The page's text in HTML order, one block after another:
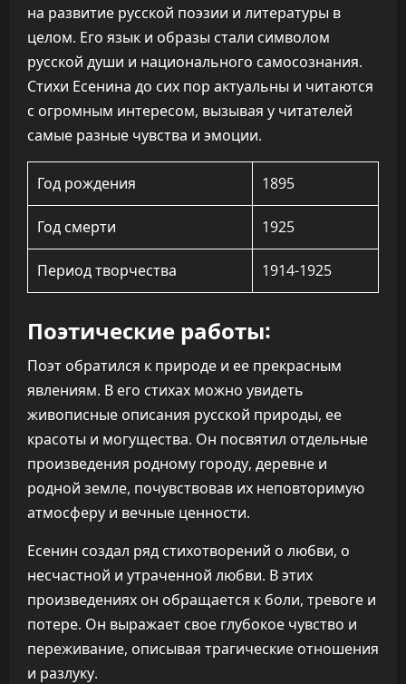
на развитие русской поэзии и литературы в
целом. Его язык и образы стали символом
русской души и национального самосознания.
Стихи Есенина до сих пор актуальны и читаются
с огромным интересом, вызывая у читателей
самые разные чувства и эмоции.
Год рождения 1895
Год смерти 1925
Период творчества 1914-1925
Поэтические работы:
Поэт обратился к природе и ее прекрасным
явлениям. В его стихах можно увидеть
живописные описания русской природы, ее
красоты и могущества. Он посвятил отдельные
произведения родному городу, деревне и
родной земле, почувствовав их неповторимую
атмосферу и вечные ценности.
Есенин создал ряд стихотворений о любви, о
несчастной и утраченной любви. В этих
произведениях он обращается к боли, тревоге и
потере. Он выражает свое глубокое чувство и
переживание, описывая трагические отношения
и разлуку.